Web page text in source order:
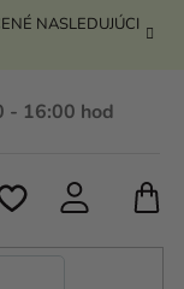
NASLEDUJÚCI